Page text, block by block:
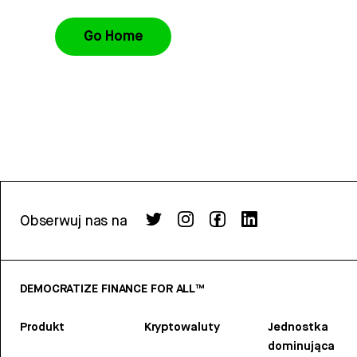
Go Home
Obserwuj nas na
DEMOCRATIZE FINANCE FOR ALL™
Produkt Kryptowaluty
Jednostka
dominująca